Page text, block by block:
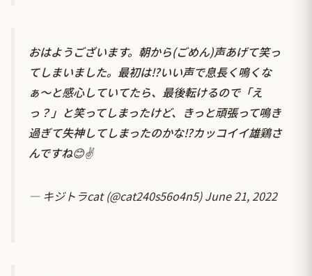
おはようございます。朝から(ごめん)声あげて笑っ
てしまいました。最初は⁉️いい声で息長く鳴くな
ぁ〜と感心していてたら、最後転けるので「え
っ？」と笑ってしまったけど、きっと頑張って鳴き
過ぎて失神してしまったのかな⁉️カッコイイ雄鶏さ
んですね😊✌️
— キジトラcat (@cat240s56o4n5)June 21, 2022